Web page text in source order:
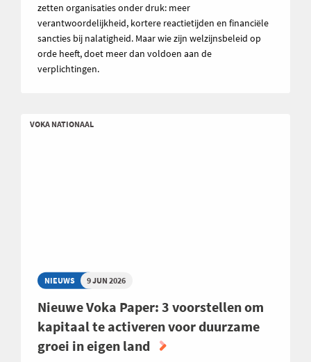
zetten organisaties onder druk: meer
verantwoordelijkheid, kortere reactietijden en financiële
sancties bij nalatigheid. Maar wie zijn welzijnsbeleid op
orde heeft, doet meer dan voldoen aan de
verplichtingen.
VOKA NATIONAAL
NIEUWS 9 JUN 2026
Nieuwe Voka Paper: 3 voorstellen om
kapitaal te activeren voor duurzame
groei in eigen land